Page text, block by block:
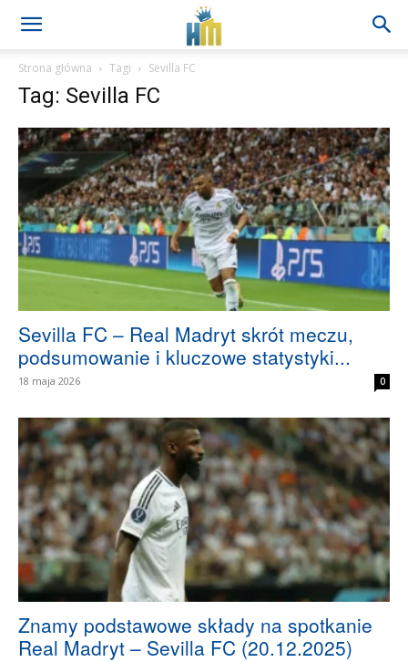
Strona główna Tagi Sevilla FC
Tag: Sevilla FC
Sevilla FC – Real Madryt skrót meczu,
podsumowanie i kluczowe statystyki...
18 maja 2026 0
Znamy podstawowe składy na spotkanie
Real Madryt – Sevilla FC (20.12.2025)